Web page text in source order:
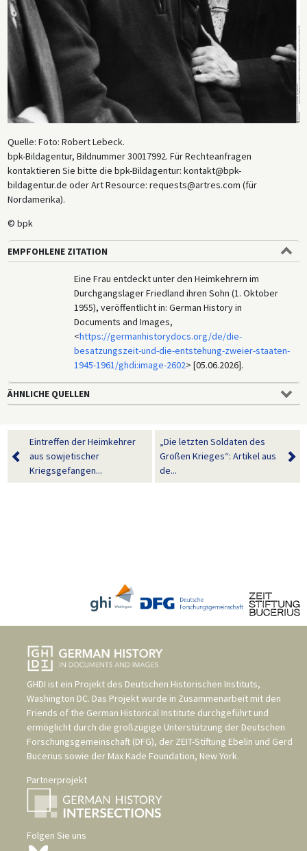
Quelle: Foto: Robert Lebeck.
bpk-Bildagentur, Bildnummer 30017992. Für Rechteanfragen
kontaktieren Sie bitte die bpk-Bildagentur: kontakt@bpk-
bildagentur.de oder Art Resource: requests@artres.com (für
Nordamerika).
© bpk
EMPFOHLENE ZITATION
Eine Frau entdeckt unter den Heimkehrern im
Durchgangslager Friedland ihren Sohn (1. Oktober
1955), veröffentlicht in: German History in
Documents and Images,
<https://germanhistorydocs.org/de/die-
besatzungszeit-und-die-entstehung-zweier-staaten-
1945-1961/ghdi:image-2602> [05.06.2026].
ÄHNLICHE QUELLEN
Eintreffen der Heimkehrer
aus sowjetischer
Kriegsgefangen...
„Die letzten Soldaten des
Großen Krieges“: Artikel aus
de...
GHDI ist ein Projekt des Deutschen Historischen Instituts,
Washington DC. Das Projekt wurde in Zusammenarbeit mit den
Friends of the German Historical Institute durchgeführt und
ermöglicht durch die großzügige Unterstützung der Deutschen
Forschungsgemeinschaft (DFG), der ZEIT-Stiftung Ebelin und Gerd
Bucerius sowie der Max Kade Foundation, New York.
Partnerprojekt
Folgen Sie uns